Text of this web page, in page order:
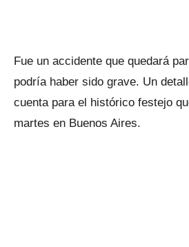
Fue un accidente que quedará
podría haber sido grave. Un
cuenta para el histórico festejo
martes en Buenos Aires.